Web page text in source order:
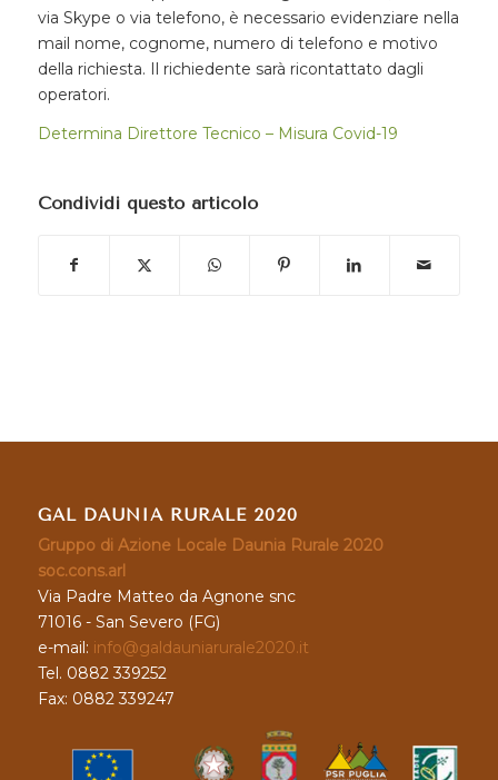
via Skype o via telefono, è necessario evidenziare nella
mail nome, cognome, numero di telefono e motivo
della richiesta. Il richiedente sarà ricontattato dagli
operatori.
Determina Direttore Tecnico – Misura Covid-19
Condividi questo articolo
GAL DAUNIA RURALE 2020
Gruppo di Azione Locale Daunia Rurale 2020
soc.cons.arl
Via Padre Matteo da Agnone snc
71016 - San Severo (FG)
e-mail: info@galdauniarurale2020.it
Tel. 0882 339252
Fax: 0882 339247